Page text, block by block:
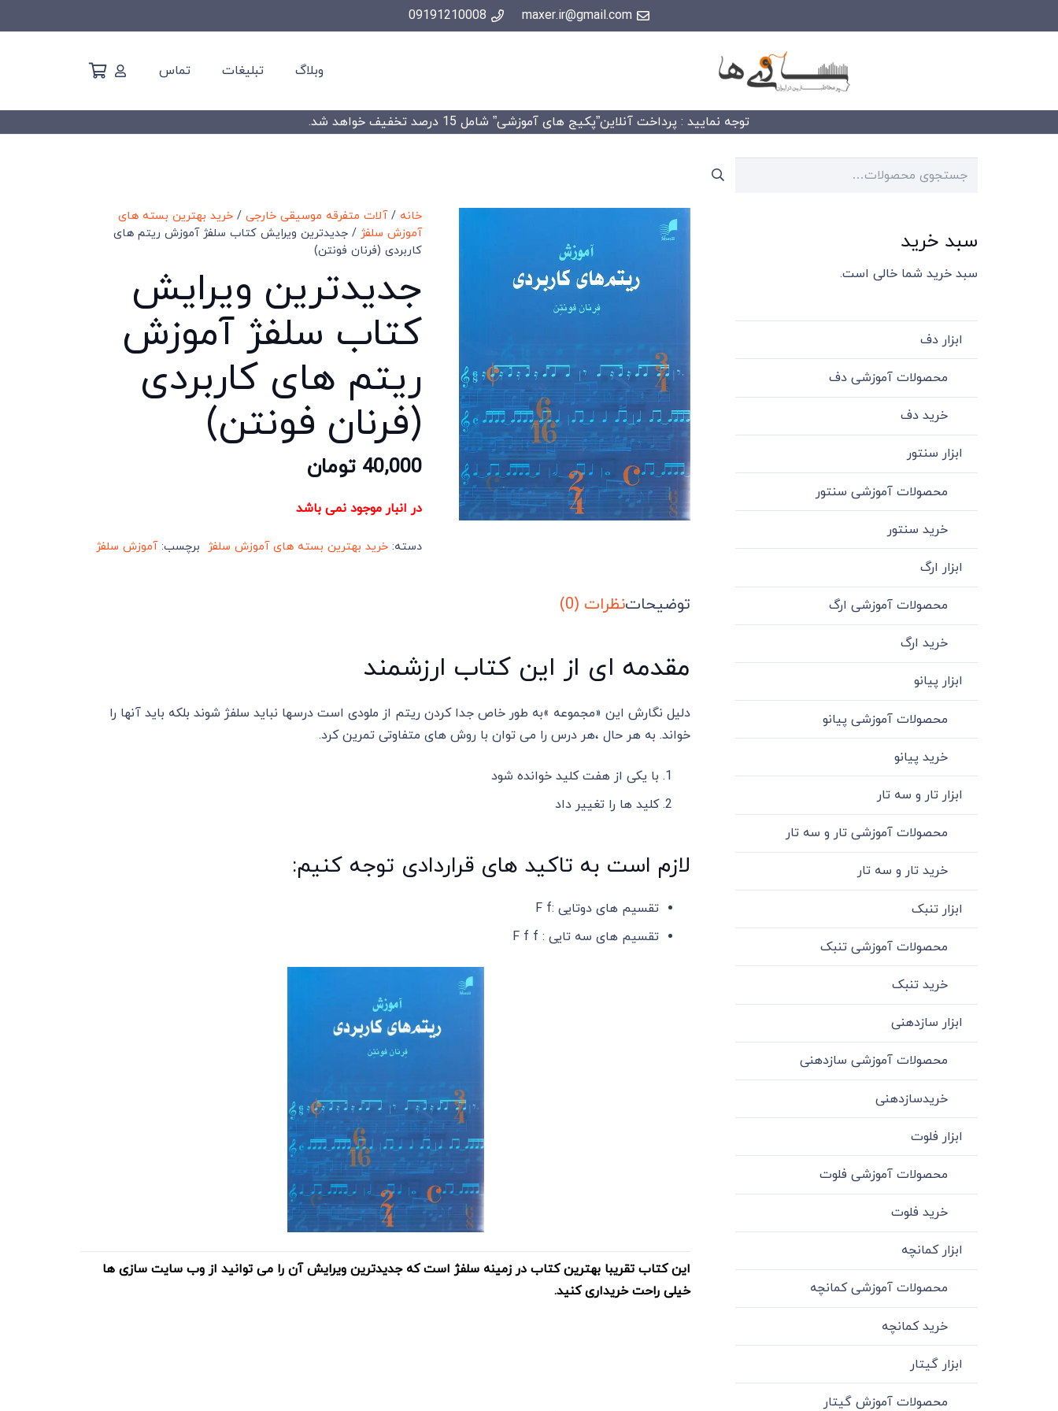
maxer.ir@gmail.com
09191210008
وبلاگ تبلیغات تماس
توجه نمایید : پرداخت آنلاین”پکیج های آموزشی” شامل 15 درصد تخفیف خواهد شد.
خانه /آلات متفرقه موسیقی خارجی/ خرید بهترین بسته های
آموزش سلفژ/ جدیدترین ویرایش کتاب سلفژ آموزش ریتم های
کاربردی (فرنان فونتن)
جدیدترین ویرایش
کتاب سلفژ آموزش
ریتم های کاربردی
(فرنان فونتن)
40,000 تومان
در انبار موجود نمی باشد
دسته: خرید بهترین بسته های آموزش سلفژ برچسب:آموزش سلفژ
توضیحاتنظرات (0)
مقدمه ای از این کتاب ارزشمند
دلیل نگارش این «مجموعه »به طور خاص جدا کردن ریتم از ملودی است درسها نباید سلفژ شوند بلکه باید آنها را
خواند. به هر حال ،هر درس را می توان با روش های متفاوتی تمرین کرد.
با یکی از هفت کلید خوانده شود
کلید ها را تغییر داد
لازم است به تاکید های قراردادی توجه کنیم:
تقسیم های دوتایی :F f
تقسیم های سه تایی : F f f
این کتاب تقریبا بهترین کتاب در زمینه سلفژ است که جدیدترین ویرایش آن را می توانید از وب سایت سازی ها
خیلی راحت خریداری کنید.
جستجو
سبد خرید
سبد خرید شما خالی است.
ابزار دف
محصولات آموزشی دف
خرید دف
ابزار سنتور
محصولات آموزشی سنتور
خرید سنتور
ابزار ارگ
محصولات آموزشی ارگ
خرید ارگ
ابزار پیانو
محصولات آموزشی پیانو
خرید پیانو
ابزار تار و سه تار
محصولات آموزشی تار و سه تار
خرید تار و سه تار
ابزار تنبک
محصولات آموزشی تنبک
خرید تنبک
ابزار سازدهنی
محصولات آموزشی سازدهنی
خریدسازدهنی
ابزار فلوت
محصولات آموزشی فلوت
خرید فلوت
ابزار کمانچه
محصولات آموزشی کمانچه
خرید کمانچه
ابزار گیتار
محصولات آموزش گیتار